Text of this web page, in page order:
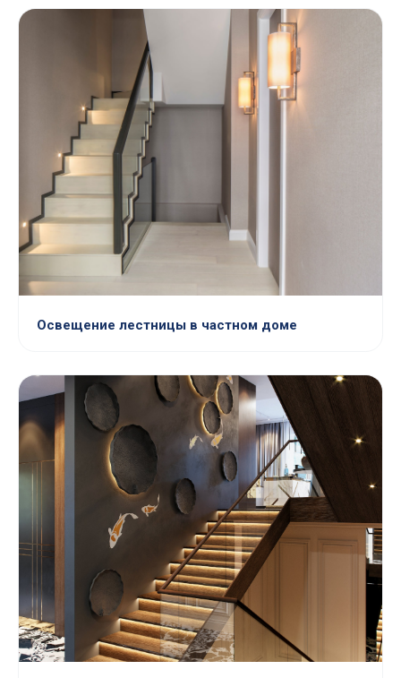
Освещение лестницы в частном доме